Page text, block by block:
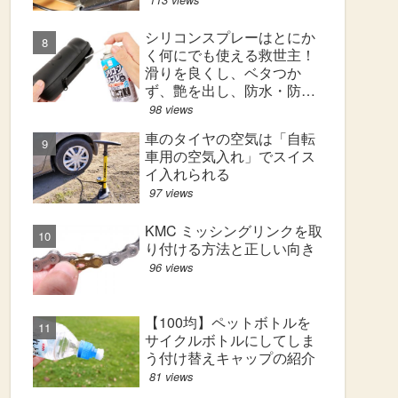
シリコンスプレーはとにか
く何にでも使える救世主！
滑りを良くし、ベタつか
ず、艶を出し、防水・防汚
効果も！
98 views
車のタイヤの空気は「自転
車用の空気入れ」でスイス
イ入れられる
97 views
KMC ミッシングリンクを取
り付ける方法と正しい向き
96 views
【100均】ペットボトルを
サイクルボトルにしてしま
う付け替えキャップの紹介
81 views